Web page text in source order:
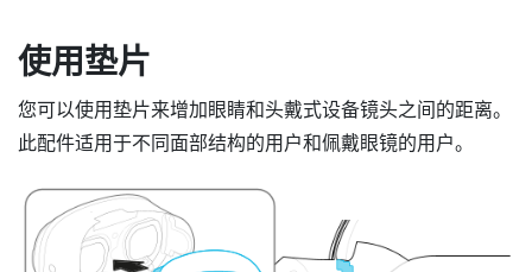
使用垫片
您可以使用垫片来增加眼睛和头戴式设备镜头之间的距离。
此配件适用于不同面部结构的用户和佩戴眼镜的用户。